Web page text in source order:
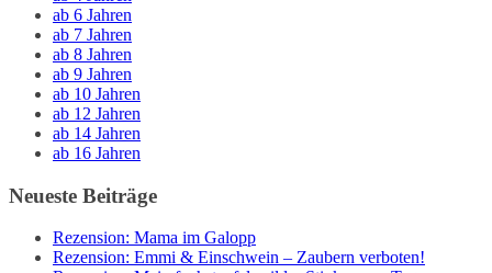
ab 6 Jahren
ab 7 Jahren
ab 8 Jahren
ab 9 Jahren
ab 10 Jahren
ab 12 Jahren
ab 14 Jahren
ab 16 Jahren
Neueste Beiträge
Rezension: Mama im Galopp
Rezension: Emmi & Einschwein – Zaubern verboten!